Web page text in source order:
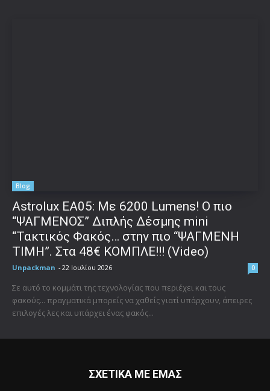
Blog
Astrolux ΕΑ05: Με 6200 Lumens! Ο πιο
“ΨΑΓΜΕΝΟΣ” Διπλής Δέσμης mini
“Τακτικός Φακός… στην πιο “ΨΑΓΜΕΝΗ
ΤΙΜΗ”. Στα 48€ ΚΟΜΠΛΕ!!! (Video)
Unpackman - 22 Ιουλίου 2026 0
Σε αυτό το κομμάτι της τεχνολογίας που περιέχει και τους
φακούς... πραγματικά μπορείς να χαθείς γιατί υπάρχουν, άπειρες
επιλογές λες και υπάρχει ένας φακός...
ΣΧΕΤΙΚΑ ΜΕ ΕΜΑΣ